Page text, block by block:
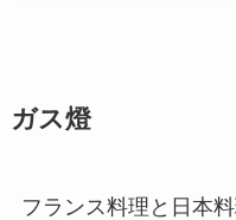
ガス燈
フランス料理と日本